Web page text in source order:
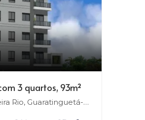
3 quartos, 93m²
Rio, Guaratinguetá-SP